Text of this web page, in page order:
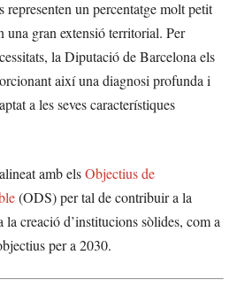
un percentatge molt petit
una gran extensió territorial. Per
la Diputació de Barcelona els
així una diagnosi profunda i
a les seves característiques
amb elsObjectius de
(ODS) per tal de contribuir a la
creació d’institucions sòlides, com a
per a 2030.